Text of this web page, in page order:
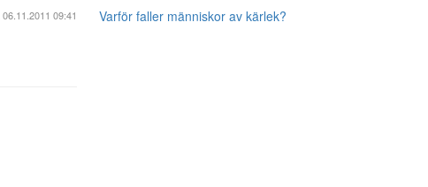
Varför faller människor av kärlek?
06.11.2011 09:41